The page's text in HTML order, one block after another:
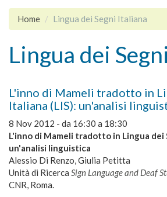
Home Lingua dei Segni Italiana
Lingua dei
L'inno di Mameli tradotto in
Italiana (LIS): un'analisi
8 Nov 2012 - da 16:30 a 18:30
L'inno di Mameli tradotto in Lingua dei
un'analisi linguistica
Alessio Di Renzo, Giulia Petitta
Unità di Ricerca Sign Language and Deaf
CNR, Roma.